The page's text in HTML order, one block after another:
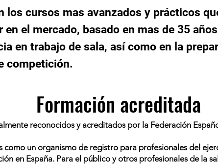
los cursos mas avanzados y prácticos
en el mercado, basado en mas de 35
en trabajo de sala, así como en la
competición.
Formación acreditada
reconocidos y acreditados por la Federación
como un organismo de registro para profesionales del
en España. Para el público y otros profesionales de la